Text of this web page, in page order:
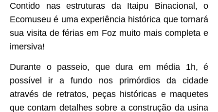
Contido nas estruturas da Itaipu Binacional, o
Ecomuseu é uma experiência histórica que tornará
sua visita de férias em Foz muito mais completa e
imersiva!
Durante o passeio, que dura em média 1h, é
possível ir a fundo nos primórdios da cidade
através de retratos, peças históricas e maquetes
que contam detalhes sobre a construção da usina